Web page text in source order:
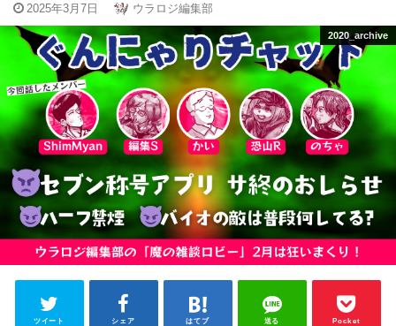
2025年3月7日 ウラロジ編集部
2020_archive
ツイート シェア はてブ 送る Pocket